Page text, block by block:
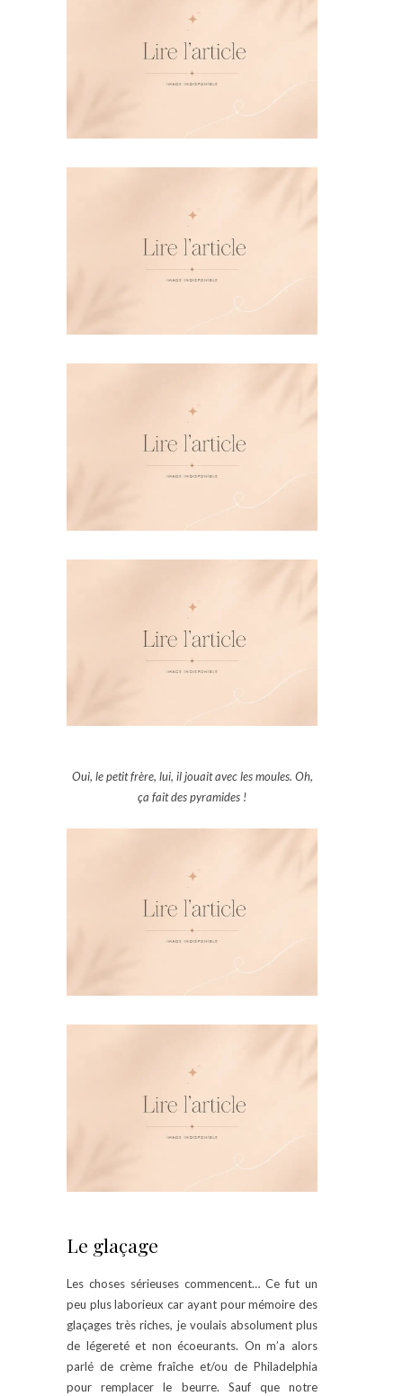
Oui, le petit frère, lui, il jouait avec les moules. Oh,
ça fait des pyramides !
Le glaçage
Les choses sérieuses commencent… Ce fut un
peu plus laborieux car ayant pour mémoire des
glaçages très riches, je voulais absolument plus
de légereté et non écoeurants. On m’a alors
parlé de crème fraîche et/ou de Philadelphia
pour remplacer le beurre. Sauf que notre